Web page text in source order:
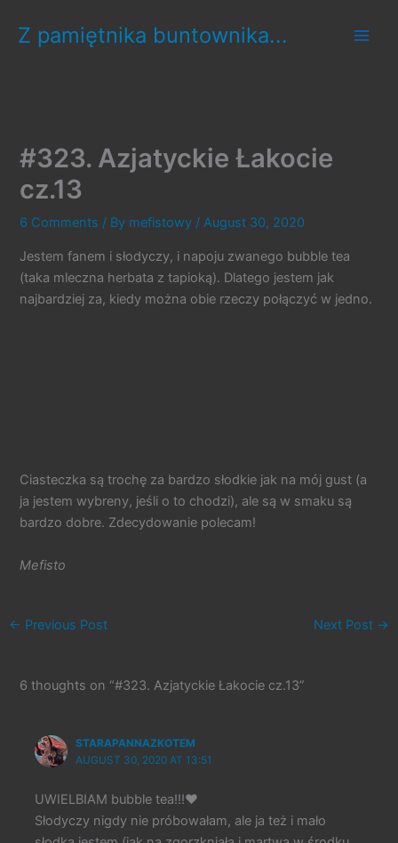
content
Z pamiętnika buntownika...
#323. Azjatyckie Łakocie
cz.13
6 Comments / By mefistowy /August 30, 2020
Jestem fanem i słodyczy, i napoju zwanego bubble tea
(taka mleczna herbata z tapioką). Dlatego jestem jak
najbardziej za, kiedy można obie rzeczy połączyć w jedno.
Ciasteczka są trochę za bardzo słodkie jak na mój gust (a
ja jestem wybreny, jeśli o to chodzi), ale są w smaku są
bardzo dobre. Zdecydowanie polecam!
Mefisto
← Previous Post Next Post →
6 thoughts on “#323. Azjatyckie Łakocie cz.13”
STARAPANNAZKOTEM
AUGUST 30, 2020 AT 13:51
UWIELBIAM bubble tea!!!❤️
Słodyczy nigdy nie próbowałam, ale ja też i mało